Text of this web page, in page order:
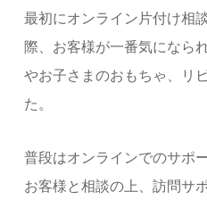
最初にオンライン片付け相
際、お客様が一番気になら
やお子さまのおもちゃ、リ
た。
普段はオンラインでのサポ
お客様と相談の上、訪問サ